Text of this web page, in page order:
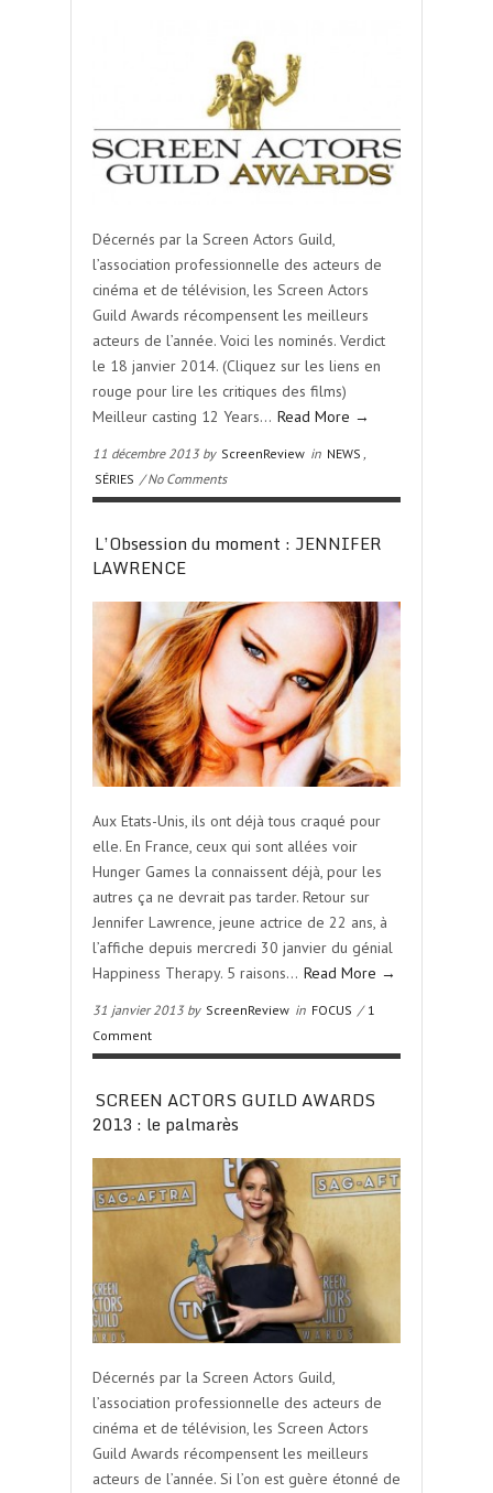
Décernés par la Screen Actors Guild,
l’association professionnelle des acteurs de
cinéma et de télévision, les Screen Actors
Guild Awards récompensent les meilleurs
acteurs de l’année. Voici les nominés. Verdict
le 18 janvier 2014. (Cliquez sur les liens en
rouge pour lire les critiques des films)
Meilleur casting 12 Years… Read More →
11 décembre 2013 by ScreenReview in NEWS ,
SÉRIES / No Comments
L’Obsession du moment : JENNIFER
LAWRENCE
Aux Etats-Unis, ils ont déjà tous craqué pour
elle. En France, ceux qui sont allées voir
Hunger Games la connaissent déjà, pour les
autres ça ne devrait pas tarder. Retour sur
Jennifer Lawrence, jeune actrice de 22 ans, à
l’affiche depuis mercredi 30 janvier du génial
Happiness Therapy. 5 raisons… Read More →
31 janvier 2013 by ScreenReview in FOCUS / 1
Comment
SCREEN ACTORS GUILD AWARDS
2013 : le palmarès
Décernés par la Screen Actors Guild,
l’association professionnelle des acteurs de
cinéma et de télévision, les Screen Actors
Guild Awards récompensent les meilleurs
acteurs de l’année. Si l’on est guère étonné de